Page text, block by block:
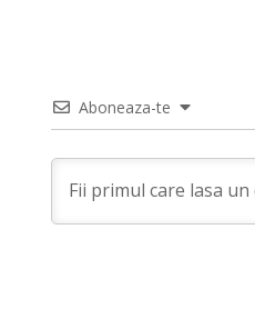
Aboneaza-te